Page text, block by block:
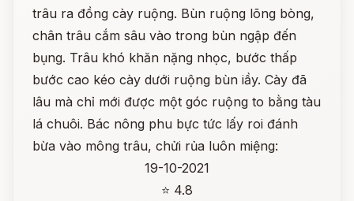
trâu ra đồng cày ruộng. Bùn ruộng lõng bòng,
chân trâu cắm sâu vào trong bùn ngập đến
bụng. Trâu khó khăn nặng nhọc, bước thấp
bước cao kéo cày dưới ruộng bùn iầy. Cày đã
lâu mà chỉ mới được một góc ruộng to bằng tàu
lá chuôi. Bác nông phu bực tức lấy roi đánh
bừa vào mông trâu, chửi rủa luôn miệng:
19-10-2021
⭐ 4.8